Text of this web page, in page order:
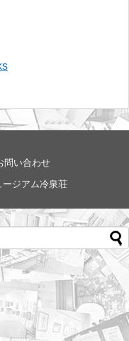
問い合わせ
ジアム冷泉荘